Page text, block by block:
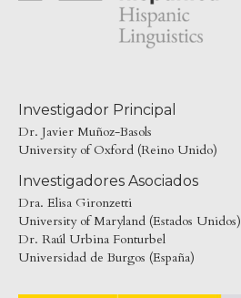
Investigador Principal
Dr. Javier Muñoz-Basols
University of Oxford (Reino Unido)
Investigadores Asociados
Dra. Elisa Gironzetti
University of Maryland (Estados Unidos)
Dr. Raúl Urbina Fonturbel
Universidad de Burgos (España)